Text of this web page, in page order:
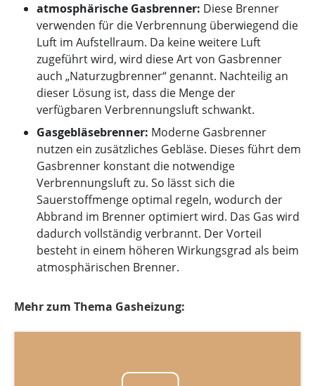
atmosphärische Gasbrenner: Diese Brenner
verwenden für die Verbrennung überwiegend die
Luft im Aufstellraum. Da keine weitere Luft
zugeführt wird, wird diese Art von Gasbrenner
auch „Naturzugbrenner“ genannt. Nachteilig an
dieser Lösung ist, dass die Menge der
verfügbaren Verbrennungsluft schwankt.
Gasgebläsebrenner: Moderne Gasbrenner
nutzen ein zusätzliches Gebläse. Dieses führt dem
Gasbrenner konstant die notwendige
Verbrennungsluft zu. So lässt sich die
Sauerstoffmenge optimal regeln, wodurch der
Abbrand im Brenner optimiert wird. Das Gas wird
dadurch vollständig verbrannt. Der Vorteil
besteht in einem höheren Wirkungsgrad als beim
atmosphärischen Brenner.
Mehr zum Thema Gasheizung: